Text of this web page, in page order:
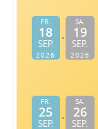
FR.
18
SEP.
2026
SA.
19
SEP.
2026
FR.
25
SEP.
SA.
26
SEP.